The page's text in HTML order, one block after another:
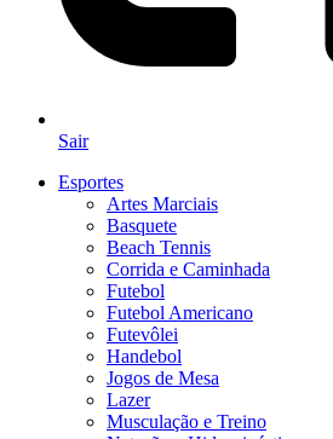
Sair
Esportes
Artes Marciais
Basquete
Beach Tennis
Corrida e Caminhada
Futebol
Futebol Americano
Futevôlei
Handebol
Jogos de Mesa
Lazer
Musculação e Treino